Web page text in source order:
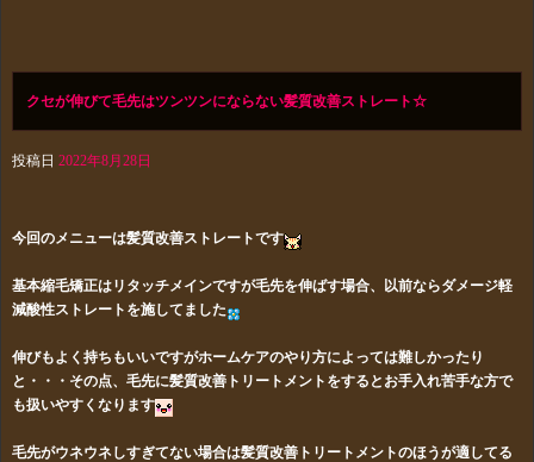
クセが伸びて毛先はツンツンにならない髪質改善ストレート☆
投稿日 2022年8月28日
今回のメニューは髪質改善ストレートです
基本縮毛矯正はリタッチメインですが毛先を伸ばす場合、以前ならダメージ軽
減酸性ストレートを施してました
伸びもよく持ちもいいですがホームケアのやり方によっては難しかったり
と・・・その点、毛先に髪質改善トリートメントをするとお手入れ苦手な方で
も扱いやすくなります
毛先がウネウネしすぎてない場合は髪質改善トリートメントのほうが適してる